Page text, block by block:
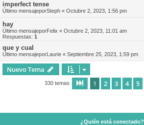
imperfect tense
Último mensajeporSteph « Octubre 2, 2023, 1:56 pm
hay
Último mensajeporFelix « Octubre 2, 2023, 11:01 am
Respuestas: 1
que y cual
Último mensajeporLaurie « Septiembre 25, 2023, 1:59 pm
Nuevo Tema
330 temas Página de 14
1 2 3 4 5
¿Quién está conectado?